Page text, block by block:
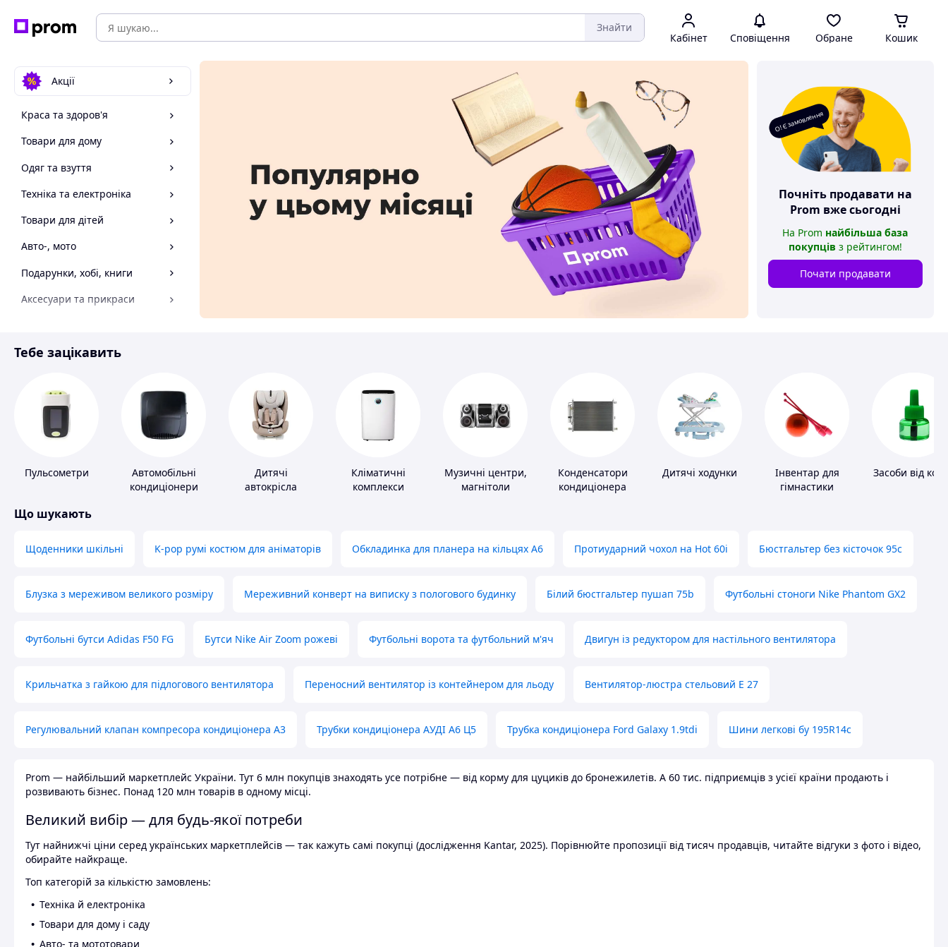
Знайти
Кабінет Сповіщення Обране Кошик
Акції
Краса та здоров'я
Товари для дому
Одяг та взуття
Техніка та електроніка
Товари для дітей
Авто-, мото
Подарунки, хобі, книги
Аксесуари та прикраси
Спорт і відпочинок
О! Є замовлення
Почніть продавати на
Prom вже сьогодні
На Prom найбільша база
покупців з рейтингом!
Почати продавати
Тебе зацікавить
Пульсометри
Автомобільні
кондиціонери
Дитячі
автокрісла
Кліматичні
комплекси
Музичні центри,
магнітоли
Конденсатори
кондиціонера
Дитячі ходунки
Інвентар для
гімнастики
Засоби від
Що шукають
Щоденники шкільні K-pop румі костюм для аніматорів Обкладинка для планера на кільцях А6 Протиударний чохол на Hot 60i Бюстгальтер без кісточок 95с
Блузка з мереживом великого розміру Мереживний конверт на виписку з пологового будинку Білий бюстгальтер пушап 75b Футбольні стоноги Nike Phantom GX2
Футбольні бутси Adidas F50 FG Бутси Nike Air Zoom рожеві Футбольні ворота та футбольний м'яч Двигун із редуктором для настільного вентилятора
Крильчатка з гайкою для підлогового вентилятора Переносний вентилятор із контейнером для льоду Вентилятор-люстра стельовий E 27
Регулювальний клапан компресора кондиціонера А3 Трубки кондиціонера АУДІ А6 Ц5 Трубка кондиціонера Ford Galaxy 1.9tdi Шини легкові бу 195R14c
Prom — найбільший маркетплейс України. Тут 6 млн покупців знаходять усе потрібне — від корму для цуциків до бронежилетів. А 60 тис. підприємців з усієї країни продають і
розвивають бізнес. Понад 120 млн товарів в одному місці.
Великий вибір — для будь-якої потреби
Тут найнижчі ціни серед українських маркетплейсів — так кажуть самі покупці (дослідження Kantar, 2025). Порівнюйте пропозиції від тисяч продавців, читайте відгуки з фото і відео,
обирайте найкраще.
Топ категорій за кількістю замовлень:
Техніка й електроніка
Товари для дому і саду
Авто- та мототовари